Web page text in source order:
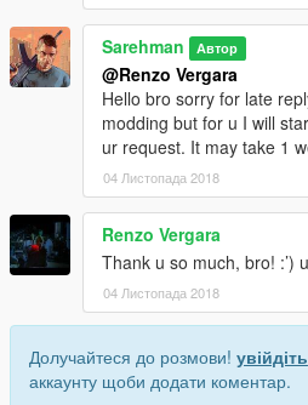
Sarehman Автор
@Renzo Vergara
Hello bro sorry for late
modding but for u I will
ur request. It may take 1
04 Листопада 2018
Renzo Vergara
Thank u so much, bro! :’)
04 Листопада 2018
Долучайтеся до розмови! увійдіть
аккаунту щоби додати коментар.